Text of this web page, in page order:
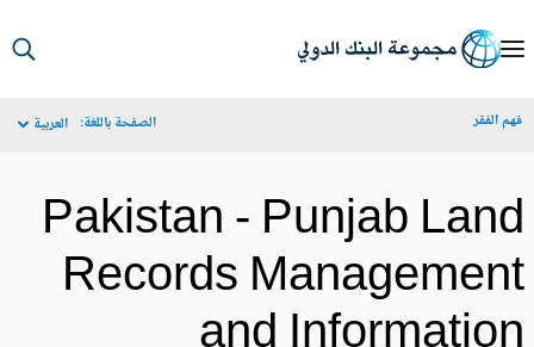
الفقر الصفحة باللغة: العربية
Pakistan - Punjab
Records